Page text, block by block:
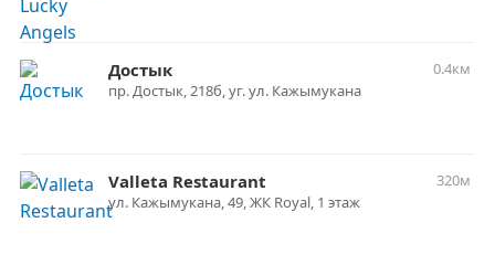
Достык
0.4км
пр. Достык, 218б, уг. ул. Кажымукана
Valleta Restaurant
320м
ул. Кажымукана, 49, ЖК Royal, 1 этаж